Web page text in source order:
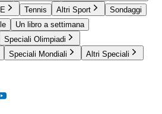
Tennis Altri Sport
Sondaggi
Un libro a settimana
Speciali Olimpiadi
Speciali Mondiali Altri Speciali